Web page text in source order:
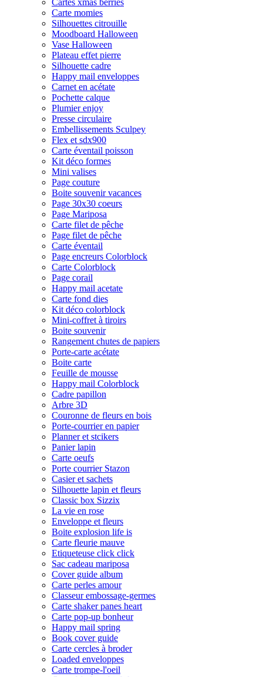
Cartes xmas berries
Carte momies
Silhouettes citrouille
Moodboard Halloween
Vase Halloween
Plateau effet pierre
Silhouette cadre
Happy mail enveloppes
Carnet en acétate
Pochette calque
Plumier enjoy
Presse circulaire
Embellissements Sculpey
Flex et sdx900
Carte éventail poisson
Kit déco formes
Mini valises
Page couture
Boite souvenir vacances
Page 30x30 coeurs
Page Mariposa
Carte filet de pêche
Page filet de pêche
Carte éventail
Page encreurs Colorblock
Carte Colorblock
Page corail
Happy mail acetate
Carte fond dies
Kit déco colorblock
Mini-coffret à tiroirs
Boite souvenir
Rangement chutes de papiers
Porte-carte acétate
Boite carte
Feuille de mousse
Happy mail Colorblock
Cadre papillon
Arbre 3D
Couronne de fleurs en bois
Porte-courrier en papier
Planner et stcikers
Panier lapin
Carte oeufs
Porte courrier Stazon
Casier et sachets
Silhouette lapin et fleurs
Classic box Sizzix
La vie en rose
Enveloppe et fleurs
Boite explosion life is
Carte fleurie mauve
Etiqueteuse click click
Sac cadeau mariposa
Cover guide album
Carte perles amour
Classeur embossage-germes
Carte shaker panes heart
Carte pop-up bonheur
Happy mail spring
Book cover guide
Carte cercles à broder
Loaded enveloppes
Carte trompe-l'oeil